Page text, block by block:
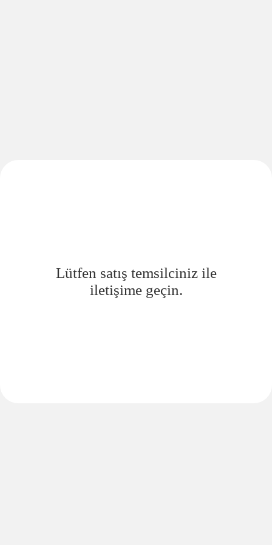
Lütfen satış temsilciniz ile
iletişime geçin.